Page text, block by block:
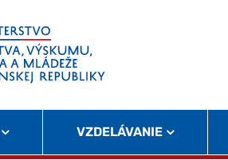
VZDELÁVANIE